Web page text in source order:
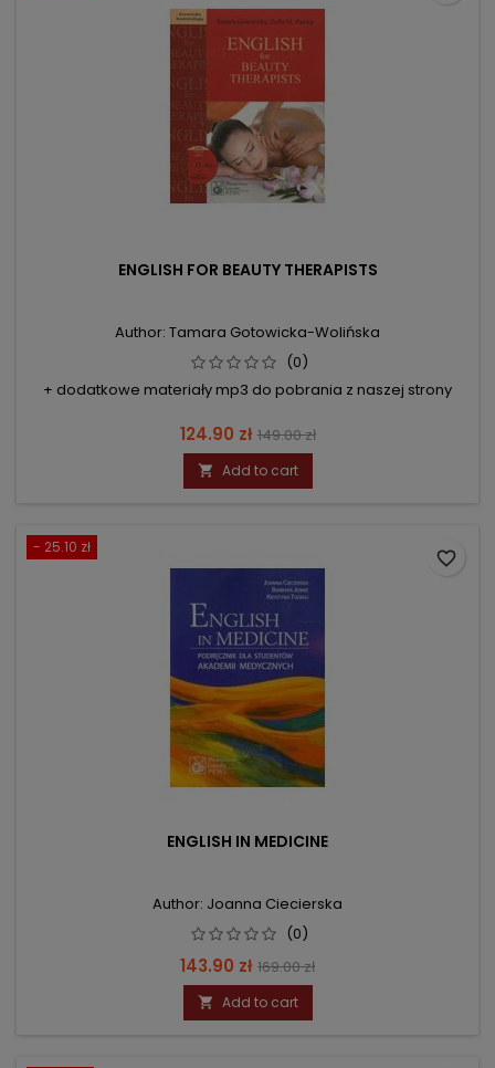
ENGLISH FOR BEAUTY THERAPISTS
Author: Tamara Gotowicka-Wolińska
(0)
+ dodatkowe materiały mp3 do pobrania z naszej strony
Price
124.90 zł Regular
price
149.00 zł
 Add to cart
- 25.10 zł
ENGLISH IN MEDICINE
Author: Joanna Ciecierska
(0)
Price
143.90 zł Regular
price
169.00 zł
 Add to cart
favorite_border